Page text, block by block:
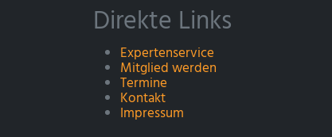
Direkte Links
Expertenservice
Mitglied werden
Termine
Kontakt
Impressum